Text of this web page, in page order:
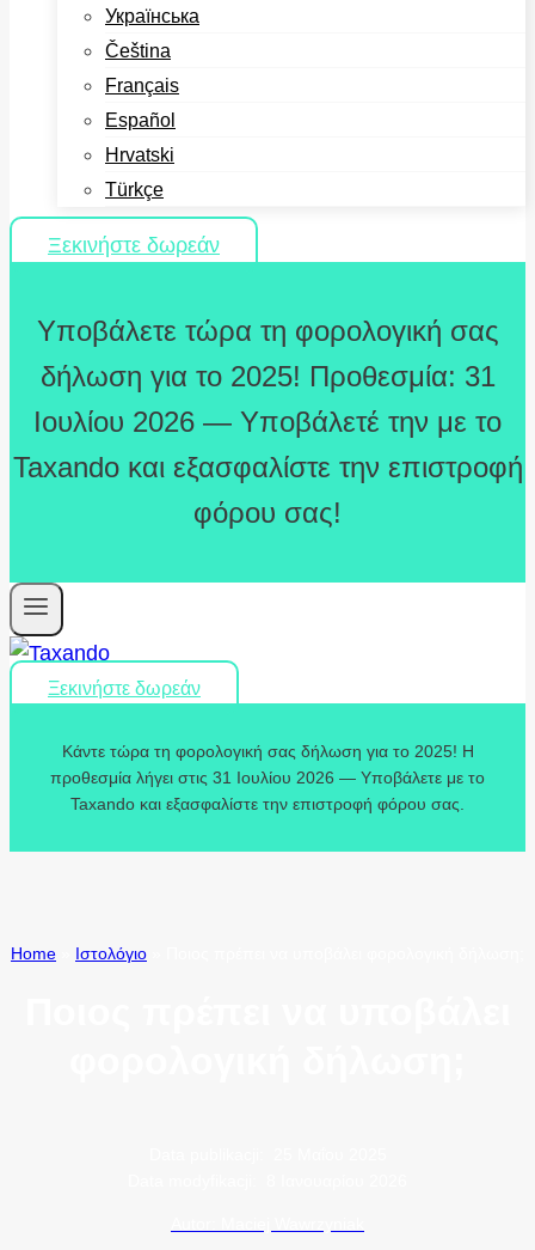
Українська
Čeština
Français
Español
Hrvatski
Türkçe
Ξεκινήστε δωρεάν
Υποβάλετε τώρα τη φορολογική σας
δήλωση για το 2025! Προθεσμία: 31
Ιουλίου 2026 — Υποβάλετέ την με το
Taxando και εξασφαλίστε την επιστροφή
φόρου σας!
Ξεκινήστε δωρεάν
Κάντε τώρα τη φορολογική σας δήλωση για το 2025! Η
προθεσμία λήγει στις 31 Ιουλίου 2026 — Υποβάλετε με το
Taxando και εξασφαλίστε την επιστροφή φόρου σας.
Home Ιστολόγιο